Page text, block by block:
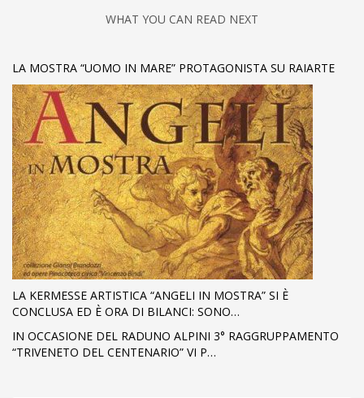
WHAT YOU CAN READ NEXT
LA MOSTRA “UOMO IN MARE” PROTAGONISTA SU RAIARTE
LA KERMESSE ARTISTICA “ANGELI IN MOSTRA” SI È
CONCLUSA ED È ORA DI BILANCI: SONO…
IN OCCASIONE DEL RADUNO ALPINI 3° RAGGRUPPAMENTO
“TRIVENETO DEL CENTENARIO” VI P…